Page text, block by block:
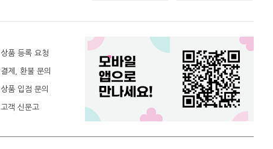
상품 등록 요청
결제, 환불 문의
상품 입점 문의
고객 신문고